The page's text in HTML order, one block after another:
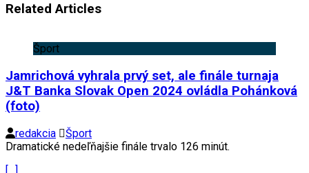
Related Articles
Šport
Jamrichová vyhrala prvý set, ale finále turnaja
J&T Banka Slovak Open 2024 ovládla Pohánková
(foto)
redakcia
Šport
Dramatické nedeľňajšie finále trvalo 126 minút.
[…]